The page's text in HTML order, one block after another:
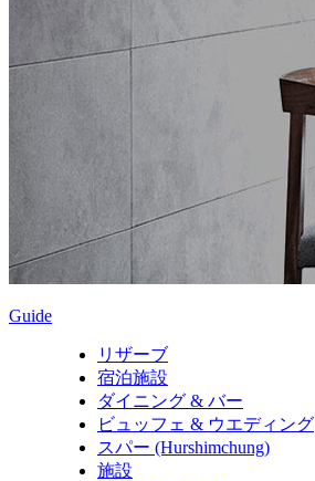
Guide
リザーブ
宿泊施設
ダイニング & バー
ビュッフェ & ウエディング
スパー (Hurshimchung)
施設